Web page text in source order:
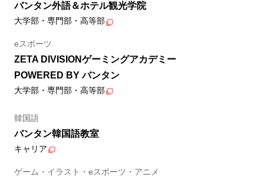
バンタン外語＆ホテル観光学院
大学部・専門部・高等部
eスポーツ
ZETA DIVISIONゲーミングアカデミー
POWERED BY バンタン
大学部・専門部・高等部
韓国語
バンタン韓国語教室
キャリア
ゲーム・イラスト・eスポーツ・アニメ